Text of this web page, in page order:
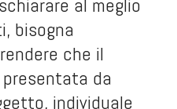
al meglio
bisogna
che il
da
individuale